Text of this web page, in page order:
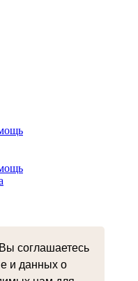
соглашаетесь
и данных о